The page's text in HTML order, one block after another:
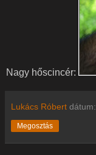
Nagy hőscincér:
Lukács Róbert dátum:
Megosztás